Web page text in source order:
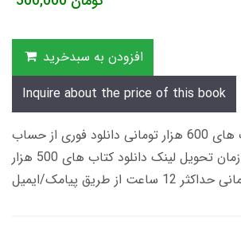
افزودن به سبدخرید
Inquire about the price of this book
زمان تحویل کتاب های 600 هزار تومانی دانلود فوری از حساب
کاربری می باشد، و زمان تحویل لینک دانلود کتاب های 500 هزار
12 ساعت از طریق پیامک/ایمیل